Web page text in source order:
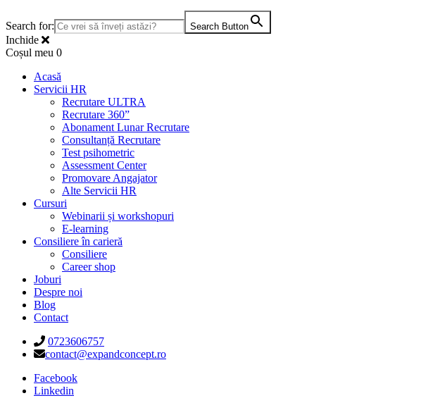
Search for: Search Button
Inchide
Coșul meu 0
Acasă
Servicii HR
Recrutare ULTRA
Recrutare 360”
Abonament Lunar Recrutare
Consultanță Recrutare
Test psihometric
Assessment Center
Promovare Angajator
Alte Servicii HR
Cursuri
Webinarii și workshopuri
E-learning
Consiliere în carieră
Consiliere
Career shop
Joburi
Despre noi
Blog
Contact
0723606757
contact@expandconcept.ro
Facebook
Linkedin